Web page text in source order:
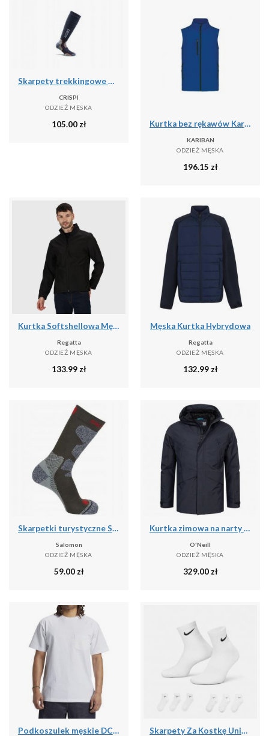
Skarpety trekkingowe Crispi Calza Pro
CRISPI
ODZIEŻ MĘSKA
105.00 zł Kurtka bez rękawów Kariban
KARIBAN
ODZIEŻ MĘSKA
196.15 zł
Kurtka Softshellowa Męska Lekka
Regatta
ODZIEŻ MĘSKA
133.99 zł
Męska Kurtka Hybrydowa
Regatta
ODZIEŻ MĘSKA
132.99 zł
Skarpetki turystyczne Salomon Exit Outdoor
Salomon
ODZIEŻ MĘSKA
59.00 zł
Kurtka zimowa na narty i snowboard męska O'Neill 10K/10K
O'Neill
ODZIEŻ MĘSKA
329.00 zł
Podkoszulek męskie DC Shoes 1994 Short Sleeve Knit Skarpety Za Kostkę Unisex Dla Dorosłych (zestaw 6 Sztuk)